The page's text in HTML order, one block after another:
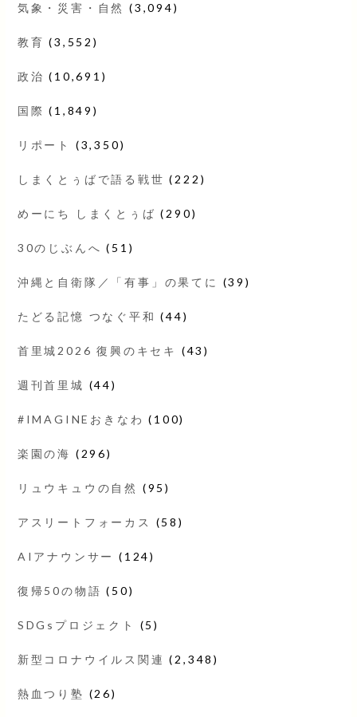
気象・災害・自然 (3,094)
教育 (3,552)
政治 (10,691)
国際 (1,849)
リポート (3,350)
しまくとぅばで語る戦世 (222)
めーにち しまくとぅば (290)
30のじぶんへ (51)
沖縄と自衛隊／「有事」の果てに (39)
たどる記憶 つなぐ平和 (44)
首里城2026 復興のキセキ (43)
週刊首里城 (44)
#IMAGINEおきなわ (100)
楽園の海 (296)
リュウキュウの自然 (95)
アスリートフォーカス (58)
AIアナウンサー (124)
復帰50の物語 (50)
SDGsプロジェクト (5)
新型コロナウイルス関連 (2,348)
熱血つり塾 (26)